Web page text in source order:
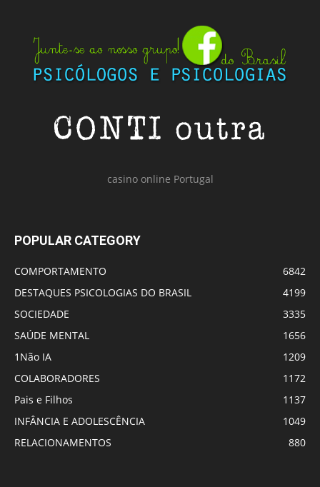
casino online Portugal
POPULAR CATEGORY
COMPORTAMENTO
6842
DESTAQUES PSICOLOGIAS DO BRASIL
4199
SOCIEDADE
3335
SAÚDE MENTAL
1656
1Não IA
1209
COLABORADORES
1172
Pais e Filhos
1137
INFÂNCIA E ADOLESCÊNCIA
1049
RELACIONAMENTOS
880